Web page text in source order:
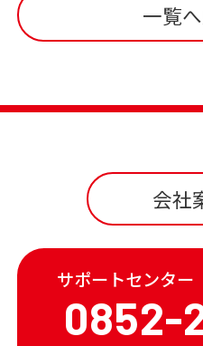
一覧
会社
サポートセンタ
0852-